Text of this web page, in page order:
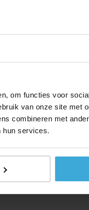
om functies voor
van onze site met
combineren met
hun services.
0,00
BTW